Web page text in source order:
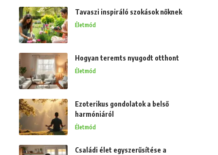
Tavaszi inspiráló szokások nőknek
Életmód
Hogyan teremts nyugodt otthont
Életmód
Ezoterikus gondolatok a belső
harmóniáról
Életmód
Családi élet egyszerűsítése a